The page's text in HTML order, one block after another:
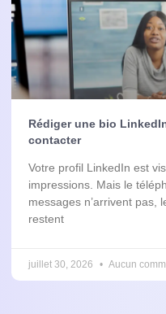
Rédiger une bio
contacter
Votre profil LinkedIn est
impressions. Mais le
messages n’arrivent pas,
restent
juillet 30, 2026 Aucun